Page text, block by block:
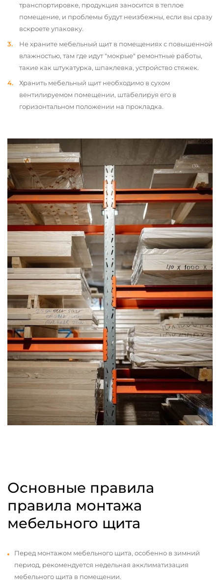
транспортировке, продукция заносится в теплое
помещение, и проблемы будут неизбежны, если вы сразу
вскроете упаковку.
Не храните мебельный щит в помещениях с повышенной
влажностью, там где идут "мокрые" ремонтные работы,
такие как штукатурка, шпаклевка, устройство стяжек.
Хранить мебельный щит необходимо в сухом
вентилируемом помещении, штабелируя его в
горизонтальном положении на прокладка.
Основные правила
правила монтажа
мебельного щита
Перед монтажом мебельного щита, особенно в зимний
период, рекомендуется недельная акклиматизация
мебельного щита в помещении.